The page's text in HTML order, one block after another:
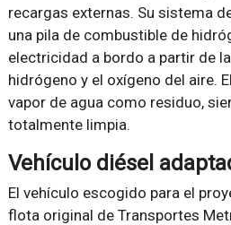
recargas externas. Su sistema
una pila de combustible de
electricidad a bordo a partir de
hidrógeno y el oxígeno del aire.
vapor de agua como residuo,
totalmente limpia.
Vehículo diésel
El vehículo escogido para el
flota original de Transportes